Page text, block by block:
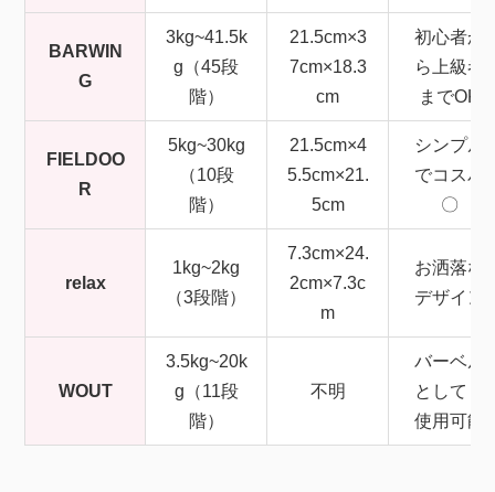
BARWIN
G
3kg~41.5k
g（45段
階）
21.5cm×3
7cm×18.3
cm
初心者か
ら上級者
までOK
FIELDOO
R
5kg~30kg
（10段
階）
21.5cm×4
5.5cm×21.
5cm
シンプル
でコスパ
〇
relax
1kg~2kg
（3段階）
7.3cm×24.
2cm×7.3c
m
お洒落な
デザイン
WOUT
3.5kg~20k
g（11段
階）
不明
バーベル
としても
使用可能